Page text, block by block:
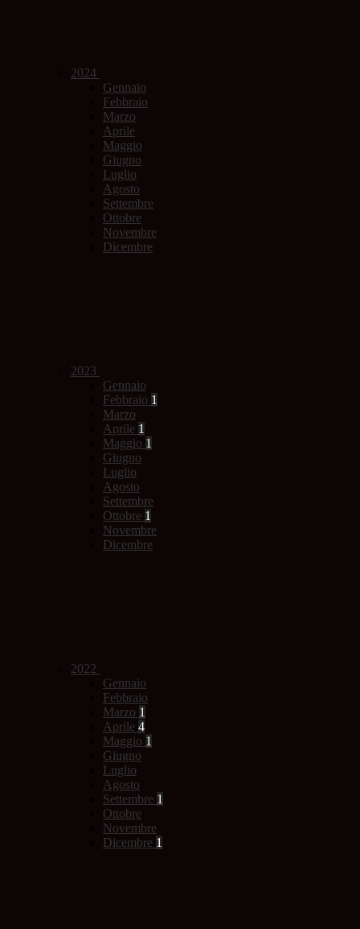
2024
Gennaio
Febbraio
Marzo
Aprile
Maggio
Giugno
Luglio
Agosto
Settembre
Ottobre
Novembre
Dicembre
2023
Gennaio
Febbraio 1
Marzo
Aprile 1
Maggio 1
Giugno
Luglio
Agosto
Settembre
Ottobre 1
Novembre
Dicembre
2022
Gennaio
Febbraio
Marzo 1
Aprile 4
Maggio 1
Giugno
Luglio
Agosto
Settembre 1
Ottobre
Novembre
Dicembre 1